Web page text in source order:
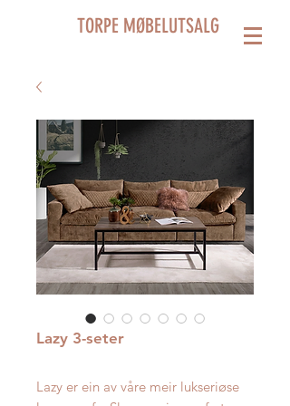
TORPE MØBELUTSALG
Lazy 3-seter
Lazy er ein av våre meir lukseriøse